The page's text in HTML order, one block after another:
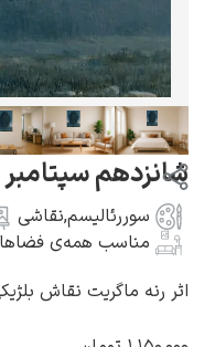
ادوارد مونک
سپتامبر – رنه
,نقاشی سکون,منظره
همه‌ی فضاها
عمودی
بلژیکی به سال ۱۹۵۶ میلادی